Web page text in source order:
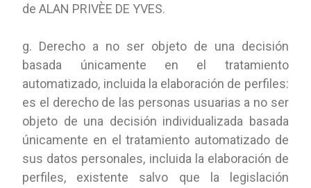
de ALAN PRIVÈE DE YVES.
g. Derecho a no ser objeto de una decisión
basada únicamente en el tratamiento
automatizado, incluida la elaboración de perfiles:
es el derecho de las personas usuarias a no ser
objeto de una decisión individualizada basada
únicamente en el tratamiento automatizado de
sus datos personales, incluida la elaboración de
perfiles, existente salvo que la legislación